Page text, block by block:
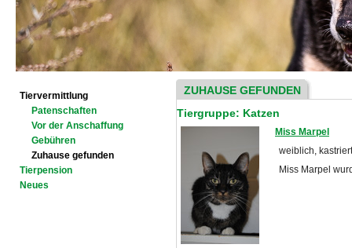
Tiervermittlung
Patenschaften
Vor der Anschaffung
Gebühren
Zuhause gefunden
Tierpension
Neues
ZUHAUSE GEFUNDEN
Tiergruppe: Katzen
Miss Marpel
weiblich,
Miss Marpel